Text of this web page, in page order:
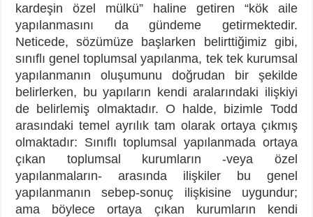
kardeşin özel mülkü” haline getiren “kök aile
yapılanmasını da gündeme getirmektedir.
Neticede, sözümüze başlarken belirttiğimiz gibi,
sınıflı genel toplumsal yapılanma, tek tek kurumsal
yapılanmanın oluşumunu doğrudan bir şekilde
belirlerken, bu yapıların kendi aralarındaki ilişkiyi
de belirlemiş olmaktadır. O halde, bizimle Todd
arasındaki temel ayrılık tam olarak ortaya çıkmış
olmaktadır: Sınıflı toplumsal yapılanmada ortaya
çıkan toplumsal kurumların -veya özel
yapılanmaların- arasında ilişkiler bu genel
yapılanmanın sebep-sonuç ilişkisine uygundur;
ama böylece ortaya çıkan kurumların kendi